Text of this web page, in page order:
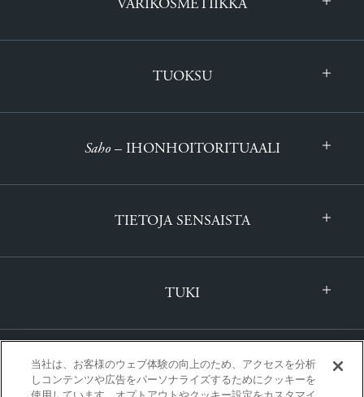
VÄRIKOSMETIIKKA
TUOKSU
Saho– IHONHOITORITUAALI
TIETOJA SENSAISTA
TUKI
当社は、お客様のウェブ体験の向上のため、アクセスを分析
しコンテンツや広告をパーソナライズするためにクッキーを